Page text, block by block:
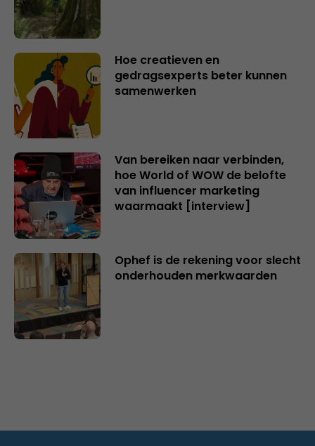
Hoe creatieven en
gedragsexperts beter kunnen
samenwerken
Van bereiken naar verbinden,
hoe World of WOW de belofte
van influencer marketing
waarmaakt [interview]
Ophef is de rekening voor slecht
onderhouden merkwaarden